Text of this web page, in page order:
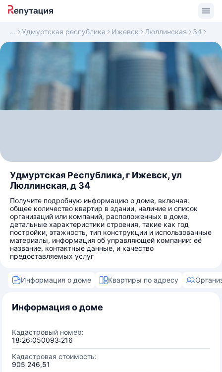
Удмуртская республика Ижевск Люллинская 34
Удмуртская Республика, г Ижевск, ул
Люллинская, д 34
Получите подробную информацию о доме, включая:
общее количество квартир в здании, наличие и список
организаций или компаний, расположенных в доме,
детальные характеристики строения, такие как год
постройки, этажность, тип конструкции и использованные
материалы, информация об управляющей компании: её
название, контактные данные, и качество
предоставляемых услуг
Информация о доме Квартиры по адресу
Информация о доме
Кадастровый номер:
18:26:050093:216
Кадастровая стоимость:
905 246,51